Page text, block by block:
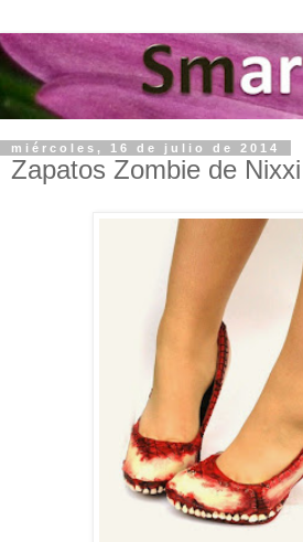
miércoles, 16 de julio de 2014
Zapatos Zombie de